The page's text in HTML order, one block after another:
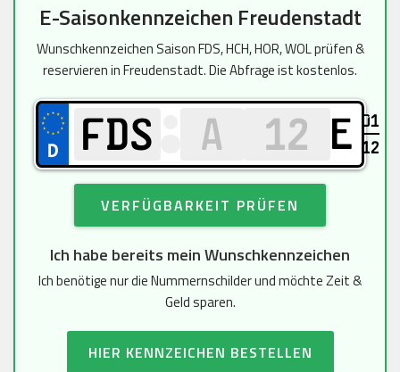
Inhalt
springen
E-Saisonkennzeichen Freudenstadt
Wunschkennzeichen Saison FDS, HCH, HOR, WOL prüfen &
reservieren in Freudenstadt. Die Abfrage ist kostenlos.
E
01
12
VERFÜGBARKEIT PRÜFEN
Ich habe bereits mein Wunschkennzeichen
Ich benötige nur die Nummernschilder und möchte Zeit &
Geld sparen.
HIER KENNZEICHEN BESTELLEN